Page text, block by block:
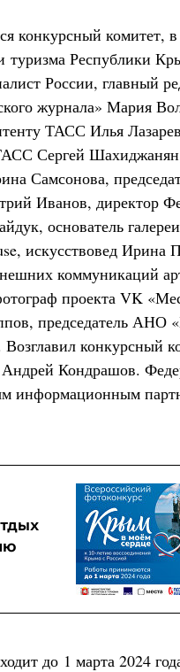
конкурсный комитет, в
туризма Республики
России, главный
журнала» Мария
ТАСС Илья
Сергей
Самсонова,
Иванов, директор
основатель
искусствовед Ирина
коммуникаций
проекта VK
председатель АНО
конкурсный
Кондрашов.
информационным
до 1 марта 2024